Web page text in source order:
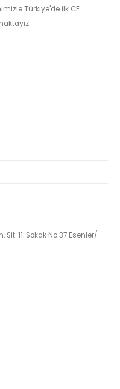
Türkiye'de ilk CE
11. Sokak No:37 Esenler/